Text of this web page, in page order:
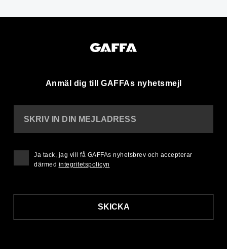
Anmäl dig till GAFFAs nyhetsmejl
SKRIV IN DIN MEJLADRESS
SKICKA
Ja tack, jag vill få GAFFAs nyhetsbrev och accepterar
därmed integritetspolicyn